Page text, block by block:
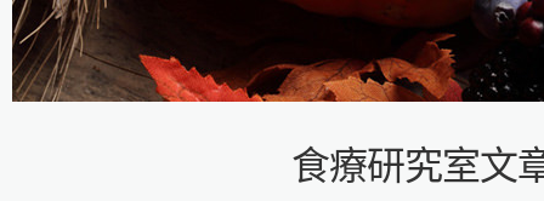
食療研究室文